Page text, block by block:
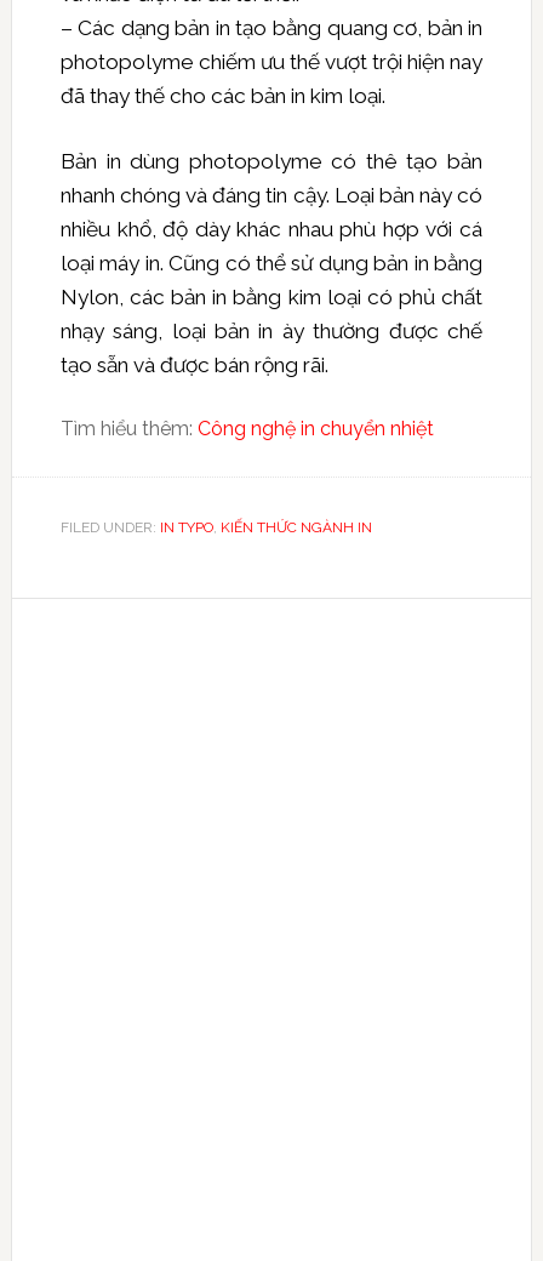
– Các dạng bản in tạo bằng quang cơ, bản in
photopolyme chiếm ưu thế vượt trội hiện nay
đã thay thế cho các bản in kim loại.
Bản in dùng photopolyme có thê tạo bản
nhanh chóng và đáng tin cậy. Loại bản này có
nhiều khổ, độ dày khác nhau phù hợp với cá
loại máy in. Cũng có thể sử dụng bản in bằng
Nylon, các bản in bằng kim loại có phủ chất
nhạy sáng, loại bản in ày thường được chế
tạo sẵn và được bán rộng rãi.
Tìm hiểu thêm: Công nghệ in chuyển nhiệt
FILED UNDER: IN TYPO, KIẾN THỨC NGÀNH IN